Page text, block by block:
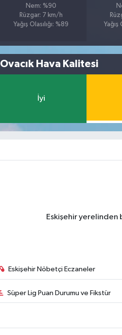
Nem: %90
Rüzgar: 7 km/h
Yağış Olasılığı: %89
Yağış
Ovacık Hava Kalitesi
İyi
Eskişehir yerelinden
Eskişehir Nöbetçi Eczaneler
Süper Lig Puan Durumu ve Fikstür